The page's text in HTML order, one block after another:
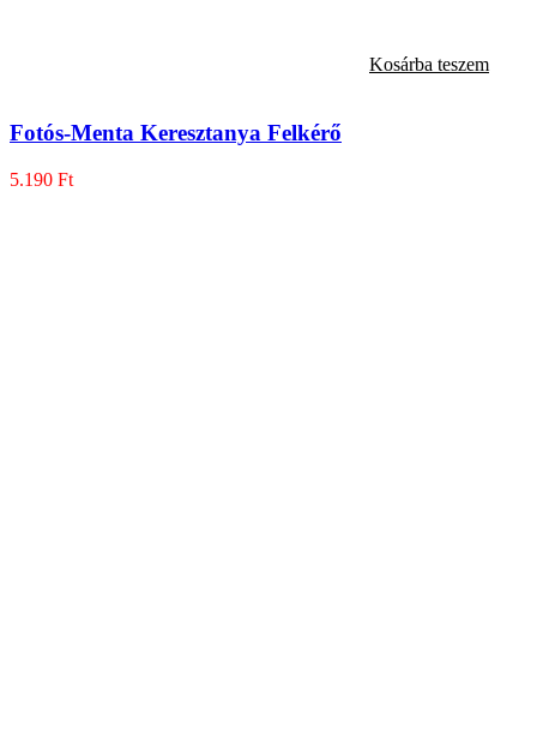
Kosárba teszem
Fotós-Menta Keresztanya Felkérő
5.190 Ft